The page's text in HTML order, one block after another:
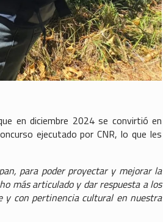
en diciembre 2024 se convirtió en
ejecutado por CNR, lo que les
para poder proyectar y mejorar la
más articulado y dar respuesta a los
y con pertinencia cultural en nuestra